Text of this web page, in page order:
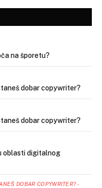
na šporetu?
dobar copywriter?
dobar copywriter?
oblasti digitalnog
DOBAR COPYWRITER? -